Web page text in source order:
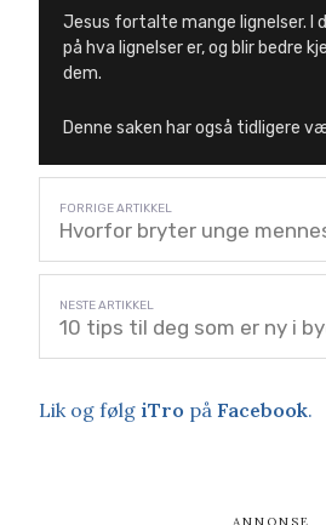
Jesus fortalte mange lignelser. I
på hva lignelser er, og blir bedre
dem.
Denne saken har også tidligere
Hvorfor bryter unge
10 tips til deg som er ny i
Lik og følg iTro på Facebook.